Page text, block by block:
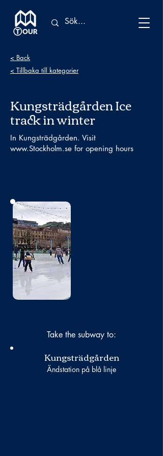
< Back
< Tillbaka till kategorier
Kungsträdgården Ice
track in winter
In Kungsträdgården. Visit
www.Stockholm.se for opening hours
No photo
Take the subway to:
Kungsträdgården
Ändstation på blå linje